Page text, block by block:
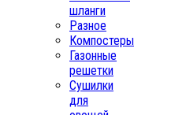
шланги
Разное
Компостеры
Газонные
решетки
Сушилки
для